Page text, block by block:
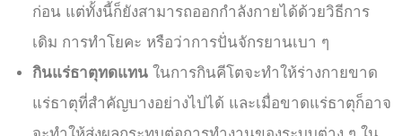
ก่อน แต่ทั้งนี้ก็ยังสามารถออกกำลังกายได้ด้วยวิธีการ
เดิม การทำโยคะ หรือว่าการปั่นจักรยานเบา ๆ
กินแร่ธาตุทดแทนในการกินคีโตจะทำให้ร่างกายขาด
แร่ธาตุที่สำคัญบางอย่างไปได้ และเมื่อขาดแร่ธาตุก็อาจ